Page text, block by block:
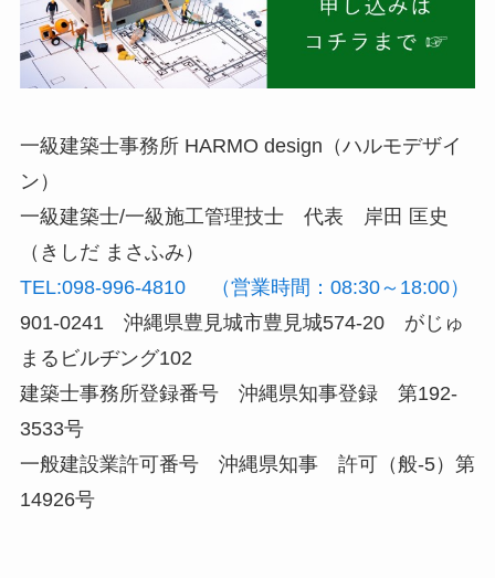
一級建築士事務所 HARMO design（ハルモデザイ
ン）
一級建築士/一級施工管理技士 代表 岸田 匡史
（きしだ まさふみ）
TEL:098-996-4810 （営業時間：08:30～18:00）
901-0241 沖縄県豊見城市豊見城574-20 がじゅ
まるビルヂング102
建築士事務所登録番号 沖縄県知事登録 第192-
3533号
一般建設業許可番号 沖縄県知事 許可（般-5）第
14926号